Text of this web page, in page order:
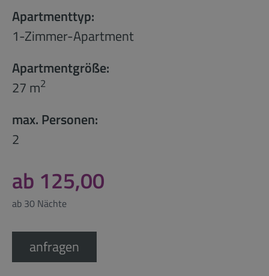
Apartmenttyp:
1-Zimmer-Apartment
Apartmentgröße:
27 m2
max. Personen:
2
ab 125,00
ab 30 Nächte
anfragen